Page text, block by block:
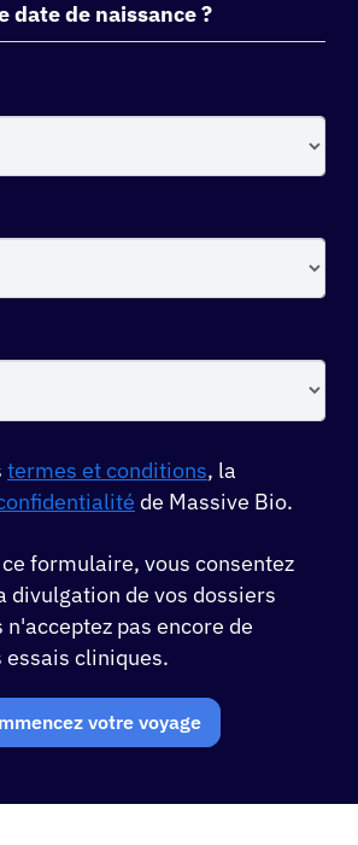
date de naissance ?
termes et conditions, la
de Massive Bio.
formulaire, vous consentez
divulgation de vos dossiers
n'acceptez pas encore de
cliniques.
votre voyage